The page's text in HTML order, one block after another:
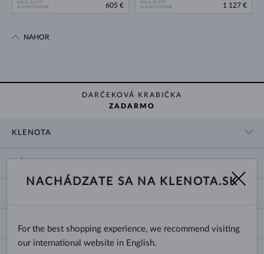
BIELE ZLATO
SLADKOVODNÉ
605 €
BIELE ZLATO
SLADKOVODNÉ
1 127 €
NAHOR
DARČEKOVÁ KRABIČKA
ZADARMO
KLENOTA
O NÁS
DODANIE A PLATBA ZA TOVAR
VÝBER SVADOBNÝCH OBRÚČOK
CERTIFIKÁTY PRAVOSTI
TYPY A DĹŽKY RETIAZOK
DĹŽKY NÁRAMKOV
Slovensko
NACHÁDZATE SA NA KLENOTA.SK
For the best shopping experience, we recommend visiting
our international website in English.